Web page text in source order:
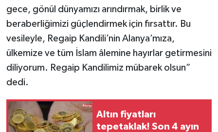
gece, gönül dünyamızı arındırmak, birlik ve
beraberliğimizi güçlendirmek için fırsattır. Bu
vesileyle, Regaip Kandili’nin Alanya’mıza,
ülkemize ve tüm İslam âlemine hayırlar getirmesini
diliyorum. Regaip Kandilimiz mübarek olsun”
dedi.
Altın fiyatları
tepetaklak! Son 4 ayın